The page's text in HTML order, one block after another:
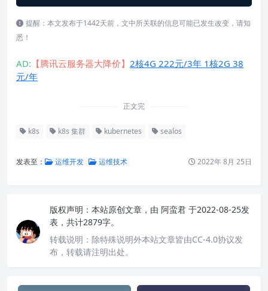
提醒：本文发布于1442天前，文中所关联的信息可能已发生改变，请知
悉！
AD: 【腾讯云服务器大降价】 2核4G 222元/3年 1核2G 38
元/年
正文完
k8s k8s 集群 kubernetes sealos
发表至： 运维开发 运维技术 2022年 8月 25日
版权声明： 本站原创文章，由 阿蛮君 于2022-08-25发
表，共计2879字。
转载说明： 除特殊说明外本站文章皆由CC-4.0协议发
布，转载请注明出处。